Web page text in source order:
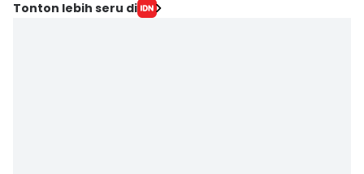
Editor
Tonton lebih seru di